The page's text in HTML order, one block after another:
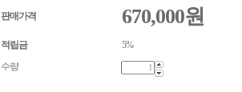
판매가격 670,000원
적립금
5%
수량